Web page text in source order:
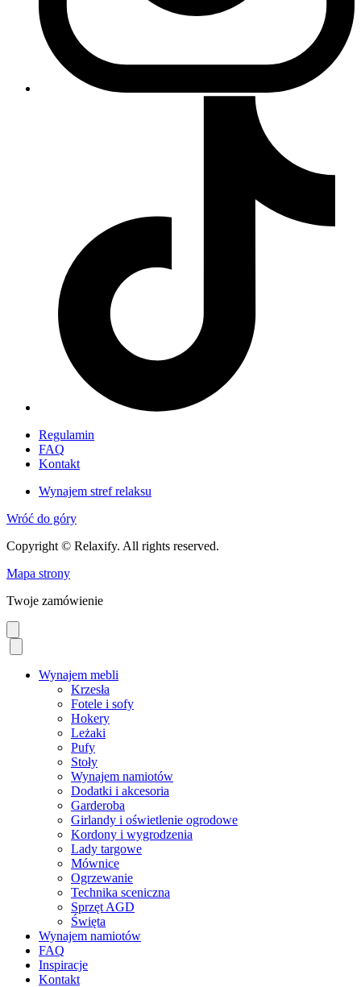
Regulamin
FAQ
Kontakt
Wynajem stref relaksu
Wróć do góry
Copyright © Relaxify. All rights reserved.
Mapa strony
Twoje zamówienie
Wynajem mebli
Krzesła
Fotele i sofy
Hokery
Leżaki
Pufy
Stoły
Wynajem namiotów
Dodatki i akcesoria
Garderoba
Girlandy i oświetlenie ogrodowe
Kordony i wygrodzenia
Lady targowe
Mównice
Ogrzewanie
Technika sceniczna
Sprzęt AGD
Święta
Wynajem namiotów
FAQ
Inspiracje
Kontakt